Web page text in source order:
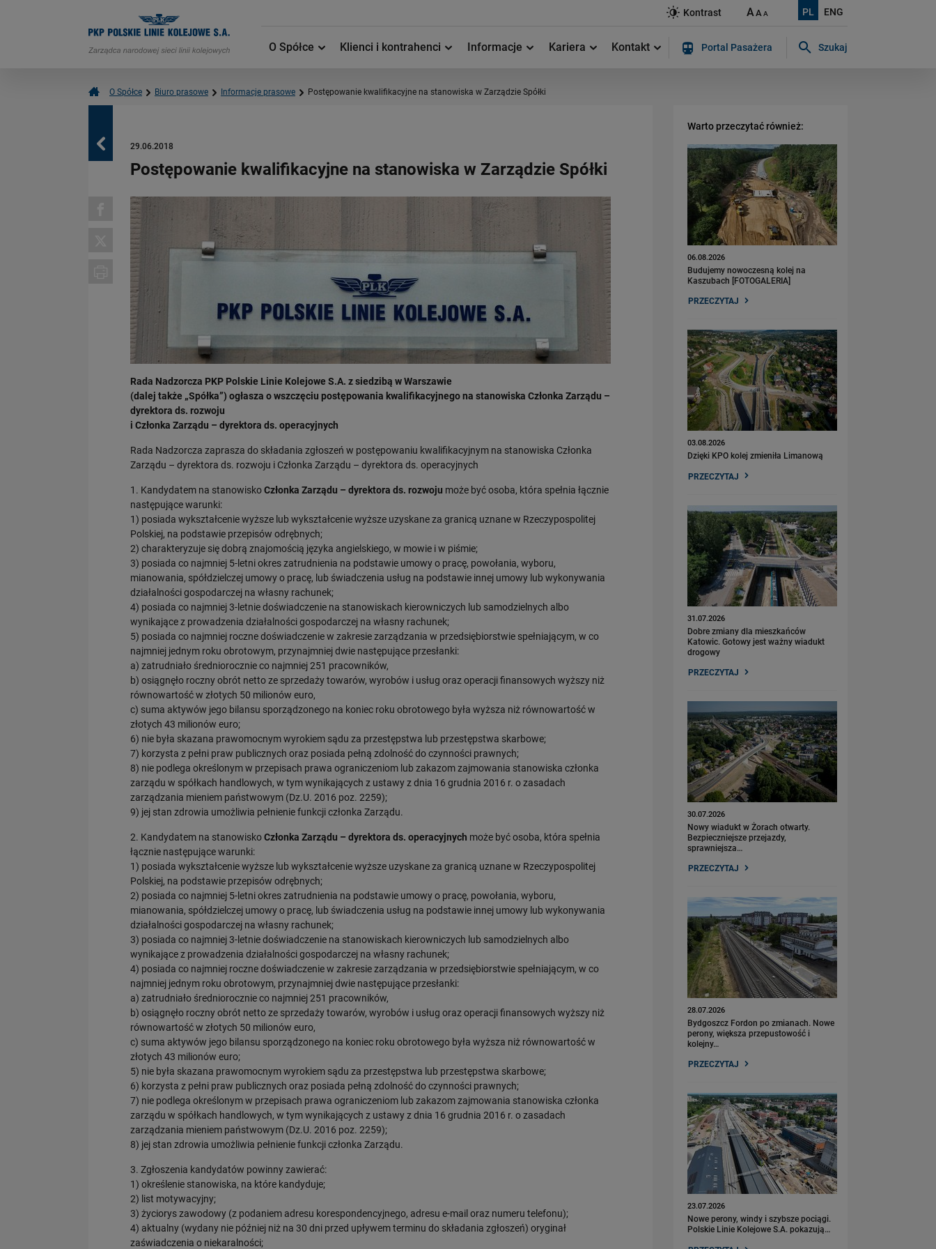
PL ENG
Kontrast AAA
O Spółce Klienci i kontrahenci Informacje Kariera Kontakt Portal Pasażera Szukaj
O Spółce Biuro prasowe Informacje prasowe Postępowanie kwalifikacyjne na stanowiska w Zarządzie Spółki
Powrót 29.06.2018
Postępowanie kwalifikacyjne na stanowiska w Zarządzie Spółki
Rada Nadzorcza PKP Polskie Linie Kolejowe S.A. z siedzibą w Warszawie
(dalej także „Spółka”) ogłasza o wszczęciu postępowania kwalifikacyjnego na stanowiska Członka Zarządu –
dyrektora ds. rozwoju
i Członka Zarządu – dyrektora ds. operacyjnych
Rada Nadzorcza zaprasza do składania zgłoszeń w postępowaniu kwalifikacyjnym na stanowiska Członka
Zarządu – dyrektora ds. rozwoju i Członka Zarządu – dyrektora ds. operacyjnych
1. Kandydatem na stanowiskoCzłonka Zarządu – dyrektora ds. rozwoju może być osoba, która spełnia łącznie
następujące warunki:
1) posiada wykształcenie wyższe lub wykształcenie wyższe uzyskane za granicą uznane w Rzeczypospolitej
Polskiej, na podstawie przepisów odrębnych;
2) charakteryzuje się dobrą znajomością języka angielskiego, w mowie i w piśmie;
3) posiada co najmniej 5-letni okres zatrudnienia na podstawie umowy o pracę, powołania, wyboru,
mianowania, spółdzielczej umowy o pracę, lub świadczenia usług na podstawie innej umowy lub wykonywania
działalności gospodarczej na własny rachunek;
4) posiada co najmniej 3-letnie doświadczenie na stanowiskach kierowniczych lub samodzielnych albo
wynikające z prowadzenia działalności gospodarczej na własny rachunek;
5) posiada co najmniej roczne doświadczenie w zakresie zarządzania w przedsiębiorstwie spełniającym, w co
najmniej jednym roku obrotowym, przynajmniej dwie następujące przesłanki:
a) zatrudniało średniorocznie co najmniej 251 pracowników,
b) osiągnęło roczny obrót netto ze sprzedaży towarów, wyrobów i usług oraz operacji finansowych wyższy niż
równowartość w złotych 50 milionów euro,
c) suma aktywów jego bilansu sporządzonego na koniec roku obrotowego była wyższa niż równowartość w
złotych 43 milionów euro;
6) nie była skazana prawomocnym wyrokiem sądu za przestępstwa lub przestępstwa skarbowe;
7) korzysta z pełni praw publicznych oraz posiada pełną zdolność do czynności prawnych;
8) nie podlega określonym w przepisach prawa ograniczeniom lub zakazom zajmowania stanowiska członka
zarządu w spółkach handlowych, w tym wynikających z ustawy z dnia 16 grudnia 2016 r. o zasadach
zarządzania mieniem państwowym (Dz.U. 2016 poz. 2259);
9) jej stan zdrowia umożliwia pełnienie funkcji członka Zarządu.
2. Kandydatem na stanowiskoCzłonka Zarządu – dyrektora ds. operacyjnych może być osoba, która spełnia
łącznie następujące warunki:
1) posiada wykształcenie wyższe lub wykształcenie wyższe uzyskane za granicą uznane w Rzeczypospolitej
Polskiej, na podstawie przepisów odrębnych;
2) posiada co najmniej 5-letni okres zatrudnienia na podstawie umowy o pracę, powołania, wyboru,
mianowania, spółdzielczej umowy o pracę, lub świadczenia usług na podstawie innej umowy lub wykonywania
działalności gospodarczej na własny rachunek;
3) posiada co najmniej 3-letnie doświadczenie na stanowiskach kierowniczych lub samodzielnych albo
wynikające z prowadzenia działalności gospodarczej na własny rachunek;
4) posiada co najmniej roczne doświadczenie w zakresie zarządzania w przedsiębiorstwie spełniającym, w co
najmniej jednym roku obrotowym, przynajmniej dwie następujące przesłanki:
a) zatrudniało średniorocznie co najmniej 251 pracowników,
b) osiągnęło roczny obrót netto ze sprzedaży towarów, wyrobów i usług oraz operacji finansowych wyższy niż
równowartość w złotych 50 milionów euro,
c) suma aktywów jego bilansu sporządzonego na koniec roku obrotowego była wyższa niż równowartość w
złotych 43 milionów euro;
5) nie była skazana prawomocnym wyrokiem sądu za przestępstwa lub przestępstwa skarbowe;
6) korzysta z pełni praw publicznych oraz posiada pełną zdolność do czynności prawnych;
7) nie podlega określonym w przepisach prawa ograniczeniom lub zakazom zajmowania stanowiska członka
zarządu w spółkach handlowych, w tym wynikających z ustawy z dnia 16 grudnia 2016 r. o zasadach
zarządzania mieniem państwowym (Dz.U. 2016 poz. 2259);
8) jej stan zdrowia umożliwia pełnienie funkcji członka Zarządu.
3. Zgłoszenia kandydatów powinny zawierać:
1) określenie stanowiska, na które kandyduje;
2) list motywacyjny;
3) życiorys zawodowy (z podaniem adresu korespondencyjnego, adresu e-mail oraz numeru telefonu);
4) aktualny (wydany nie później niż na 30 dni przed upływem terminu do składania zgłoszeń) oryginał
zaświadczenia o niekaralności;
Warto przeczytać również:
06.08.2026
Budujemy nowoczesną kolej na
Kaszubach [FOTOGALERIA]
PRZECZYTAJ
03.08.2026
Dzięki KPO kolej zmieniła Limanową
PRZECZYTAJ
31.07.2026
Dobre zmiany dla mieszkańców
Katowic. Gotowy jest ważny wiadukt
drogowy
PRZECZYTAJ
30.07.2026
Nowy wiadukt w Żorach otwarty.
Bezpieczniejsze przejazdy,
sprawniejsza…
PRZECZYTAJ
28.07.2026
Bydgoszcz Fordon po zmianach. Nowe
perony, większa przepustowość i
kolejny…
PRZECZYTAJ
23.07.2026
Nowe perony, windy i szybsze pociągi.
Polskie Linie Kolejowe S.A. pokazują…